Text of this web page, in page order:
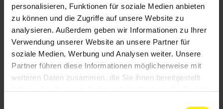
personalisieren, Funktionen für soziale Medien anbieten
zu können und die Zugriffe auf unsere Website zu
analysieren. Außerdem geben wir Informationen zu Ihrer
Verwendung unserer Website an unsere Partner für
soziale Medien, Werbung und Analysen weiter. Unsere
Partner führen diese Informationen möglicherweise mit
weiteren Daten zusammen, die Sie ihnen bereitgestellt
haben oder die sie im Rahmen Ihrer Nutzung der Dienste
Bei der Nutzung von innenliegendem
Sonnenschutz besteht immer ein gewisses
Risiko.Kleinkinderkönnten sichan den
Schnur- und Kettenbedienungen verletzen
Diese müssen deswegen nach DIN EN 13120
speziellgesichertund außerhalb der
Reichweite von Kindern gehalten werden.
bereits